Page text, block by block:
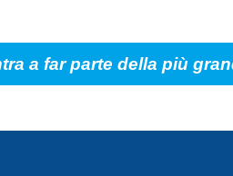
a far parte della più